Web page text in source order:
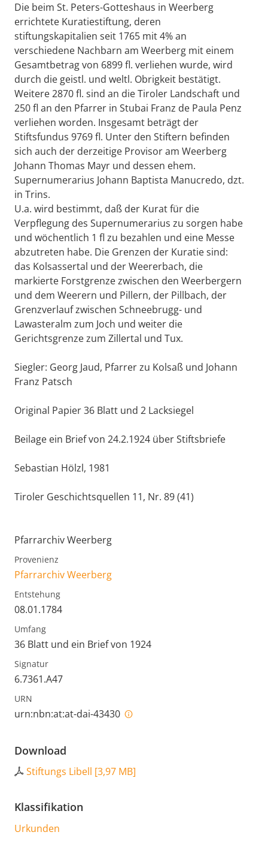
Die beim St. Peters-Gotteshaus in Weerberg
errichtete Kuratiestiftung, deren
stiftungskapitalien seit 1765 mit 4% an
verschiedene Nachbarn am Weerberg mit einem
Gesamtbetrag von 6899 fl. verliehen wurde, wird
durch die geistl. und weltl. Obrigkeit bestätigt.
Weitere 2870 fl. sind an die Tiroler Landschaft und
250 fl an den Pfarrer in Stubai Franz de Paula Penz
verliehen worden. Insgesamt beträgt der
Stiftsfundus 9769 fl. Unter den Stiftern befinden
sich auch der derzeitige Provisor am Weerberg
Johann Thomas Mayr und dessen ehem.
Supernumerarius Johann Baptista Manucredo, dzt.
in Trins.
U.a. wird bestimmt, daß der Kurat für die
Verpflegung des Supernumerarius zu sorgen habe
und wöchentlich 1 fl zu bezahlen und eine Messe
abzutreten habe. Die Grenzen der Kuratie sind:
das Kolsassertal und der Weererbach, die
markierte Forstgrenze zwischen den Weerbergern
und dem Weerern und Pillern, der Pillbach, der
Grenzverlauf zwischen Schneebrugg- und
Lawasteralm zum Joch und weiter die
Gerichtsgrenze zum Zillertal und Tux.
Siegler: Georg Jaud, Pfarrer zu Kolsaß und Johann
Franz Patsch
Original Papier 36 Blatt und 2 Lacksiegel
Beilage ein Brief von 24.2.1924 über Stiftsbriefe
Sebastian Hölzl, 1981
Tiroler Geschichtsquellen 11, Nr. 89 (41)
Pfarrarchiv Weerberg
Provenienz
Pfarrarchiv Weerberg
Entstehung
08.01.1784
Umfang
36 Blatt und ein Brief von 1924
Signatur
6.7361.A47
URN
urn:nbn:at:at-dai-43430
Download
Stiftungs Libell [3,97 MB]
Klassifikation
Urkunden